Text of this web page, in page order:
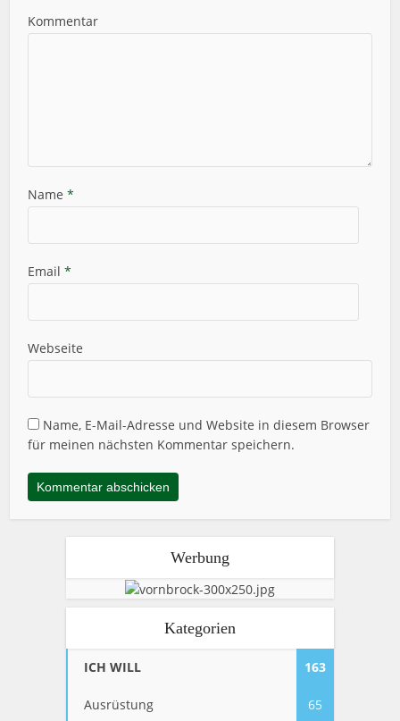
Kommentar
Name *
Email *
Webseite
Name, E-Mail-Adresse und Website in diesem Browser
für meinen nächsten Kommentar speichern.
Werbung
Kategorien
ICH WILL 163
Ausrüstung 65